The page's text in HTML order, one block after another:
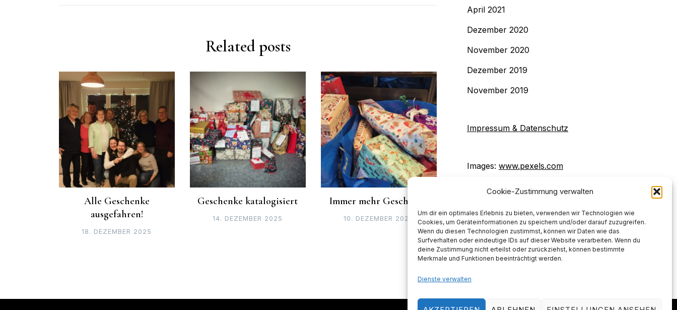
Cookie-Zustimmung verwalten
Um dir ein optimales Erlebnis zu bieten, verwenden wir Technologien wie
Cookies, um Geräteinformationen zu speichern und/oder darauf zuzugreifen.
Wenn du diesen Technologien zustimmst, können wir Daten wie das
Surfverhalten oder eindeutige IDs auf dieser Website verarbeiten. Wenn du
deine Zustimmung nicht erteilst oder zurückziehst, können bestimmte
Merkmale und Funktionen beeinträchtigt werden.
Dienste verwalten
Related posts
Alle Geschenke
ausgefahren!
18. DEZEMBER 2025
Geschenke katalogisiert
14. DEZEMBER 2025
Immer mehr Geschenke
10. DEZEMBER 2025
April 2021
Dezember 2020
November 2020
Dezember 2019
November 2019
Impressum & Datenschutz
Images: www.pexels.com